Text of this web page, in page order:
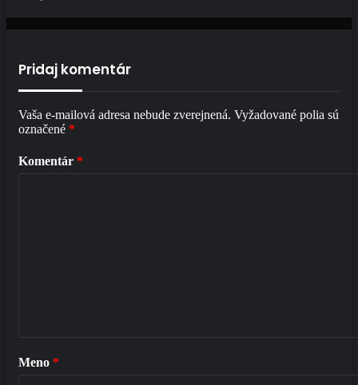
Pridaj komentár
Vaša e-mailová adresa nebude zverejnená. Vyžadované polia sú
označené *
Komentár *
Meno *